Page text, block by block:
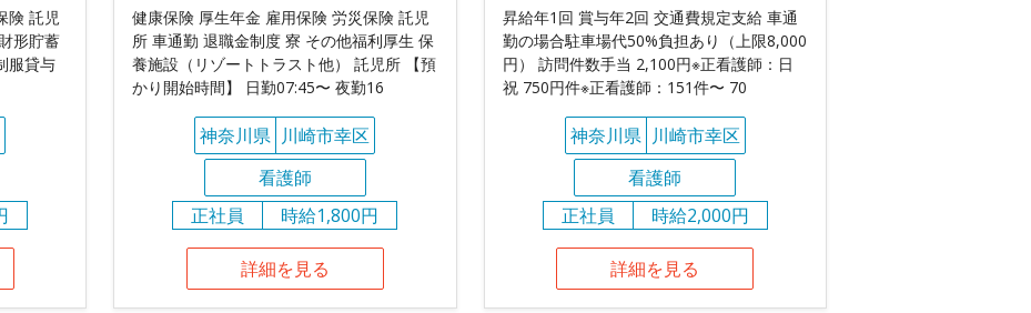
険 託児
形貯蓄
服貸与
健康保険 厚生年金 雇用保険 労災保険 託児
所 車通勤 退職金制度 寮 その他福利厚生 保
養施設（リゾートトラスト他） 託児所 【預
かり開始時間】 日勤07:45〜 夜勤16
神奈川県 川崎市幸区
看護師
正社員
時給1,800円
詳細を見る
昇給年1回 賞与年2回 交通費規定支給 車通
勤の場合駐車場代50%負担あり（上限8,000
円） 訪問件数手当 2,100円※正看護師：日
祝 750円件※正看護師：151件〜 70
神奈川県 川崎市幸区
看護師
正社員
時給2,000円
詳細を見る